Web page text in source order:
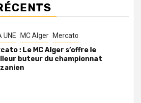
UNE MC Alger Mercato
: Le MC Alger s’offre le
buteur du championnat